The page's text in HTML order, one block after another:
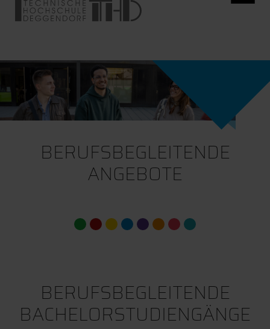
BERUFSBEGLEITENDE
ANGEBOTE
BERUFSBEGLEITENDE
BACHELORSTUDIENGÄNGE